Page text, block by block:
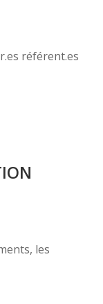
référent.es
les